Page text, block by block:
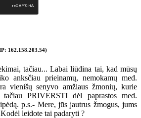
162.158.203.54)
tačiau... Labai liūdina tai, kad mūsų
anksčiau prieinamų, nemokamų med.
vienišų senyvo amžiaus žmonių, kurie
tačiau PRIVERSTI dėl paprastos med.
p.s.- Mere, jūs jautrus žmogus, jums
leidote tai padaryti ?